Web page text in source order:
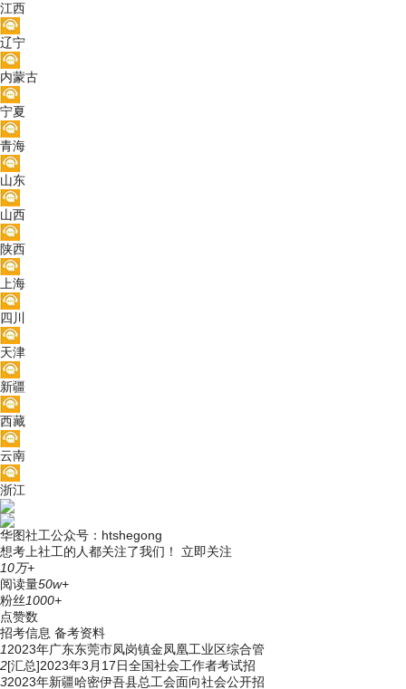
江西
辽宁
内蒙古
宁夏
青海
山东
山西
陕西
上海
四川
天津
新疆
西藏
云南
浙江
华图社工公众号：htshegong
想考上社工的人都关注了我们！
立即关注
10万+
阅读量50w+
粉丝1000+
点赞数
招考信息 备考资料
12023年广东东莞市凤岗镇金凤凰工业区综合管
2[汇总]2023年3月17日全国社会工作者考试招
32023年新疆哈密伊吾县总工会面向社会公开招